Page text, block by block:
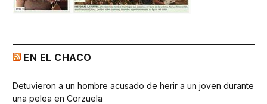
EN EL CHACO
Detuvieron a un hombre acusado de herir a un joven durante
una pelea en Corzuela